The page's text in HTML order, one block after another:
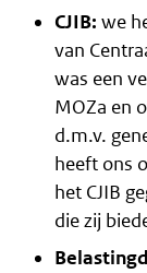
CJIB: we
van
was een
MOZa en
d.m.v.
heeft ons
het CJIB
die zij